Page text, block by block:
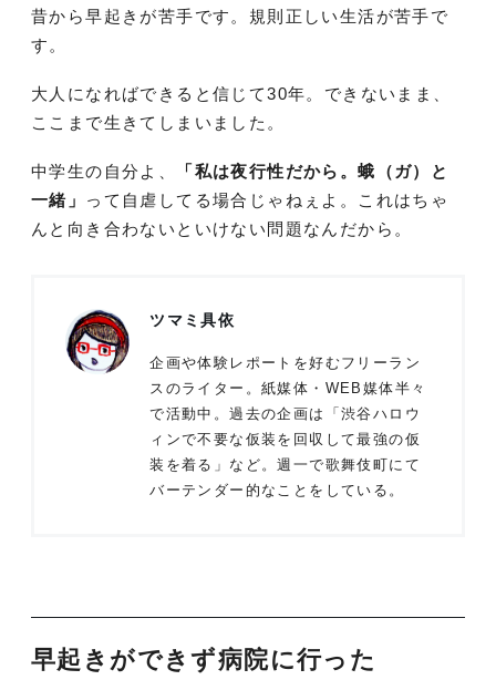
昔から早起きが苦手です。規則正しい生活が苦手で
す。
大人になればできると信じて30年。できないまま、
ここまで生きてしまいました。
中学生の自分よ、
「私は夜行性だから。蛾（ガ）と
一緒」
って自虐してる場合じゃねぇよ。これはちゃ
んと向き合わないといけない問題なんだから。
ツマミ具依
企画や体験レポートを好むフリーラン
スのライター。紙媒体・WEB媒体半々
で活動中。過去の企画は「渋谷ハロウ
ィンで不要な仮装を回収して最強の仮
装を着る」など。週一で歌舞伎町にて
バーテンダー的なことをしている。
早起きができず病院に行った